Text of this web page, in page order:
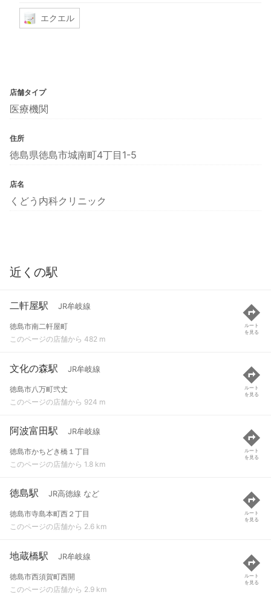
エクエル
店舗タイプ
医療機関
住所
徳島県徳島市城南町4丁目1-5
店名
くどう内科クリニック
近くの駅
二軒屋駅 JR牟岐線
徳島市南二軒屋町
このページの店舗から 482 m
ルート
を見る
文化の森駅 JR牟岐線
徳島市八万町弐丈
このページの店舗から 924 m
ルート
を見る
阿波富田駅 JR牟岐線
徳島市かちどき橋１丁目
このページの店舗から 1.8 km
ルート
を見る
徳島駅 JR高徳線 など
徳島市寺島本町西２丁目
このページの店舗から 2.6 km
ルート
を見る
地蔵橋駅 JR牟岐線
徳島市西須賀町西開
このページの店舗から 2.9 km
ルート
を見る